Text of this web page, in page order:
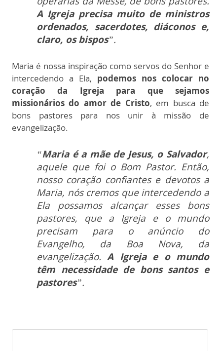
A Igreja precisa muito de ministros
ordenados, sacerdotes, diáconos e,
claro, os bispos”.
Maria é nossa inspiração como servos do Senhor e
intercedendo a Ela, podemos nos colocar no
coração da Igreja para que sejamos
missionários do amor de Cristo, em busca de
bons pastores para nos unir à missão de
evangelização.
“Maria é a mãe de Jesus, o Salvador,
aquele que foi o Bom Pastor. Então,
nosso coração confiantes e devotos a
Maria, nós cremos que intercedendo a
Ela possamos alcançar esses bons
pastores, que a Igreja e o mundo
precisam para o anúncio do
Evangelho, da Boa Nova, da
evangelização.A Igreja e o mundo
têm necessidade de bons santos e
pastores”.